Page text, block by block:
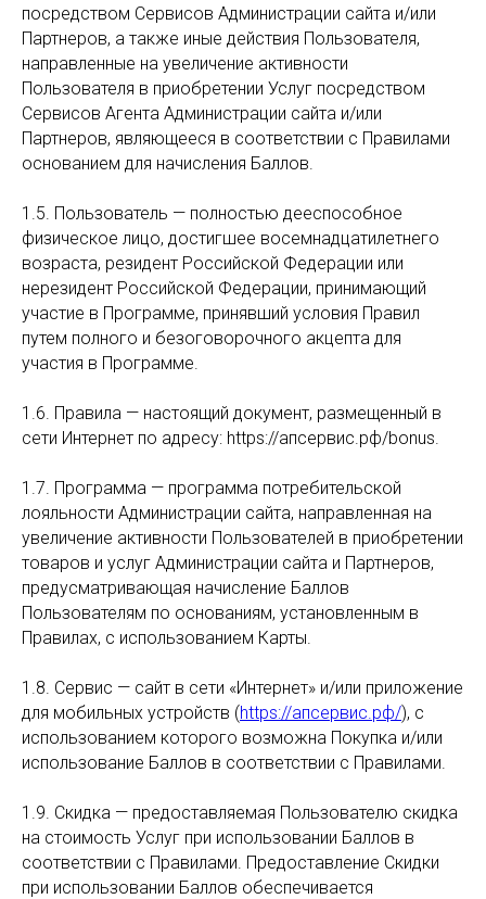
посредством Сервисов Администрации сайта и/или
Партнеров, а также иные действия Пользователя,
направленные на увеличение активности
Пользователя в приобретении Услуг посредством
Сервисов Агента Администрации сайта и/или
Партнеров, являющееся в соответствии с Правилами
основанием для начисления Баллов.
1.5. Пользователь — полностью дееспособное
физическое лицо, достигшее восемнадцатилетнего
возраста, резидент Российской Федерации или
нерезидент Российской Федерации, принимающий
участие в Программе, принявший условия Правил
путем полного и безоговорочного акцепта для
участия в Программе.
1.6. Правила — настоящий документ, размещенный в
сети Интернет по адресу: https://апсервис.рф/bonus.
1.7. Программа — программа потребительской
лояльности Администрации сайта, направленная на
увеличение активности Пользователей в приобретении
товаров и услуг Администрации сайта и Партнеров,
предусматривающая начисление Баллов
Пользователям по основаниям, установленным в
Правилах, с использованием Карты.
1.8. Сервис — сайт в сети «Интернет» и/или приложение
для мобильных устройств (https://апсервис.рф/), с
использованием которого возможна Покупка и/или
использование Баллов в соответствии с Правилами.
1.9. Скидка — предоставляемая Пользователю скидка
на стоимость Услуг при использовании Баллов в
соответствии с Правилами. Предоставление Скидки
при использовании Баллов обеспечивается